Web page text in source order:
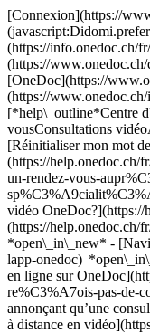
[Connexion](https://
(https://info.onedoc.ch/
(https://
[OneDoc](https://
(https://
[*help\_outline*Centre
vousConsultations
[Réinitialiser mon mot
(https://help.onedoc.ch/
un-rendez-vous-
vidéo
(https://help.onedoc.ch/
*open\_in\_new* -
lapp-onedoc)